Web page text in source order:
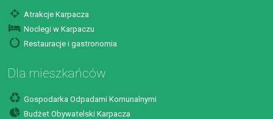
Atrakcje Karpacza
Noclegi w Karpaczu
Restauracje i gastronomia
Dla mieszkańców
Gospodarka Odpadami Komunalnymi
Budżet Obywatelski Karpacza